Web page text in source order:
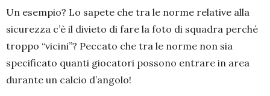
Un esempio? Lo sapete che tra le norme relative alla
sicurezza c’è il divieto di fare la foto di squadra perché
troppo “vicini”? Peccato che tra le norme non sia
specificato quanti giocatori possono entrare in area
durante un calcio d’angolo!